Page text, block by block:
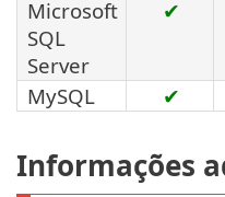
Microsoft
SQL
Server
✔
MySQL ✔
Informações